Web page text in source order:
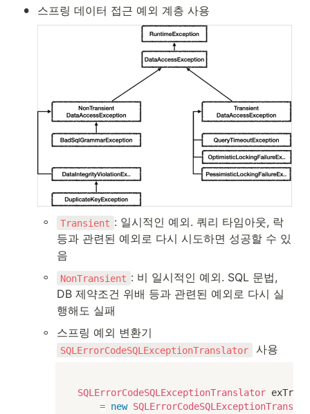
• 스프링 데이터 접근 예외 계층 사용
◦ Transient : 일시적인 예외. 쿼리 타임아웃, 락
등과 관련된 예외로 다시 시도하면 성공할 수 있
음
◦ NonTransient : 비 일시적인 예외. SQL 문법,
DB 제약조건 위배 등과 관련된 예외로 다시 실
행해도 실패
◦
SQLErrorCodeSQLExceptionTranslator 사용
SQLErrorCodeSQLExceptionTranslator
= new